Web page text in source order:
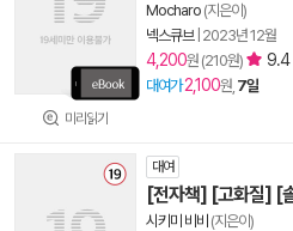
미리읽기
Mocharo (지은이)
넥스큐브| 2023년 12월
4,200원 (210원) 9.4
대여가 2,100원, 7일
대여
[전자책] [고화질] [
시키미 비비 (지은이)